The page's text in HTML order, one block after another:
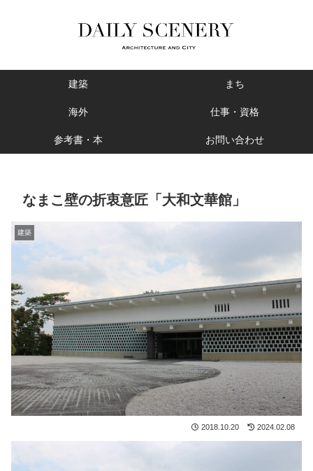
建築 まち
海外 仕事・資格
参考書・本 お問い合わせ
なまこ壁の折衷意匠「大和文華館」
建築
2018.10.20 2024.02.08